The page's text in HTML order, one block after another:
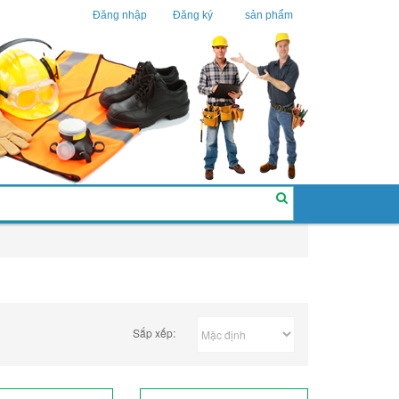
Đăng nhập Đăng ký sản phẩm
Sắp xếp: